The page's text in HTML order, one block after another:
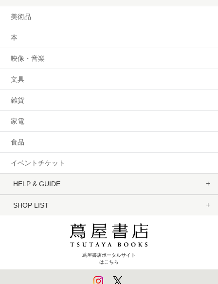
美術品
本
映像・音楽
文具
雑貨
家電
食品
イベントチケット
HELP & GUIDE
SHOP LIST
蔦屋書店ポータルサイト
はこちら